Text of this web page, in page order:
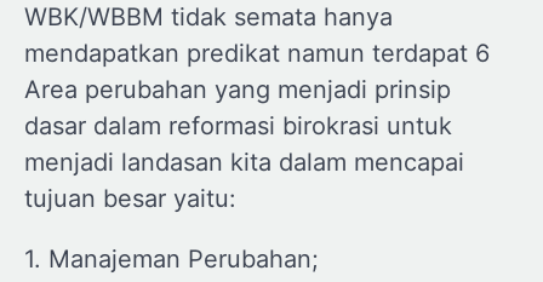
WBK/WBBM tidak semata hanya
mendapatkan predikat namun terdapat 6
Area perubahan yang menjadi prinsip
dasar dalam reformasi birokrasi untuk
menjadi landasan kita dalam mencapai
tujuan besar yaitu:
1. Manajeman Perubahan;